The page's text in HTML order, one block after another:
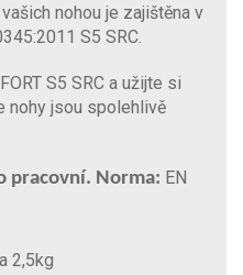
nohou je zajištěna v
S5 SRC.
S5 SRC a užijte si
nohy jsou spolehlivě
pracovní. Norma: EN
2,5kg